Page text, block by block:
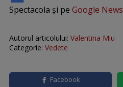
Spectacola și pe Google News
Autorul articolului: Valentina Miu
Categorie: Vedete
Facebook